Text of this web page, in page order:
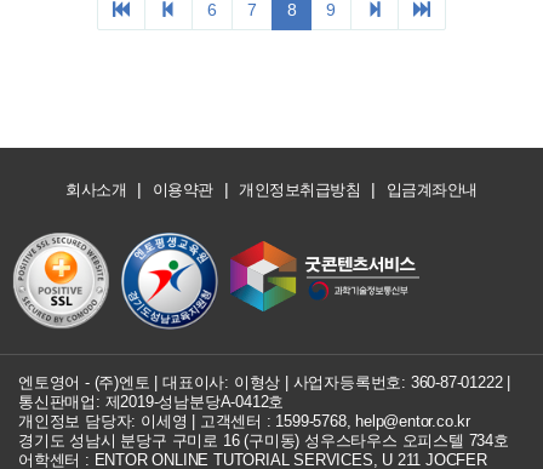
회사소개 | 이용약관 | 개인정보취급방침 | 입금계좌안내
엔토영어 - (주)엔토 | 대표이사: 이형상 | 사업자등록번호: 360-87-01222|
통신판매업: 제2019-성남분당A-0412호
개인정보 담당자: 이세영 | 고객센터 : 1599-5768, help@entor.co.kr
경기도 성남시 분당구 구미로 16 (구미동) 성우스타우스 오피스텔 734호
어학센터 : ENTOR ONLINE TUTORIAL SERVICES, U 211 JOCFER